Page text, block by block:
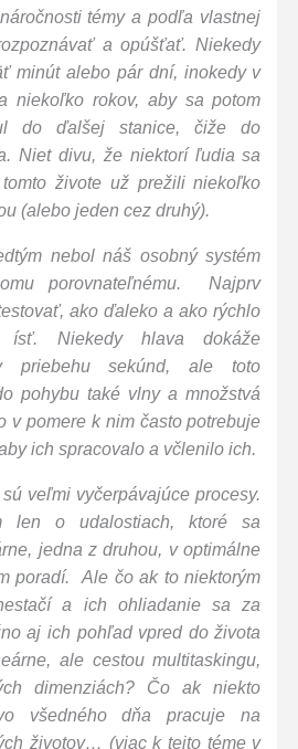
témy a podľa vlastnej
a opúšťať. Niekedy
minút alebo pár dní, inokedy v
niekoľko rokov, aby sa potom
do ďalšej stanice, čiže do
Niet divu, že niektorí ľudia sa
živote už prežili niekoľko
(alebo jeden cez druhý).
nebol náš osobný systém
porovnateľnému. Najprv
ako ďaleko a ako rýchlo
ísť. Niekedy hlava dokáže
priebehu sekúnd, ale toto
pohybu také vlny a množstvá
v pomere k nim často potrebuje
ich spracovalo a včlenilo ich.
veľmi vyčerpávajúce procesy.
len o udalostiach, ktoré sa
jedna z druhou, v optimálne
poradí. Ale čo ak to niektorým
a ich ohliadanie sa za
aj ich pohľad vpred do života
ale cestou multitaskingu,
dimenziách? Čo ak niekto
všedného dňa pracuje na
životov… (viac k tejto téme v